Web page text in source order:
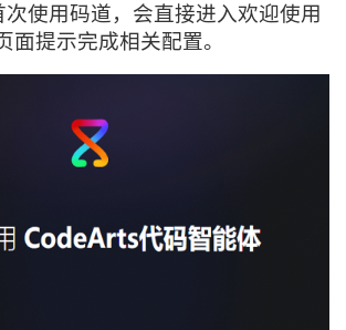
使用码道，会直接进入欢迎使用
面提示完成相关配置。